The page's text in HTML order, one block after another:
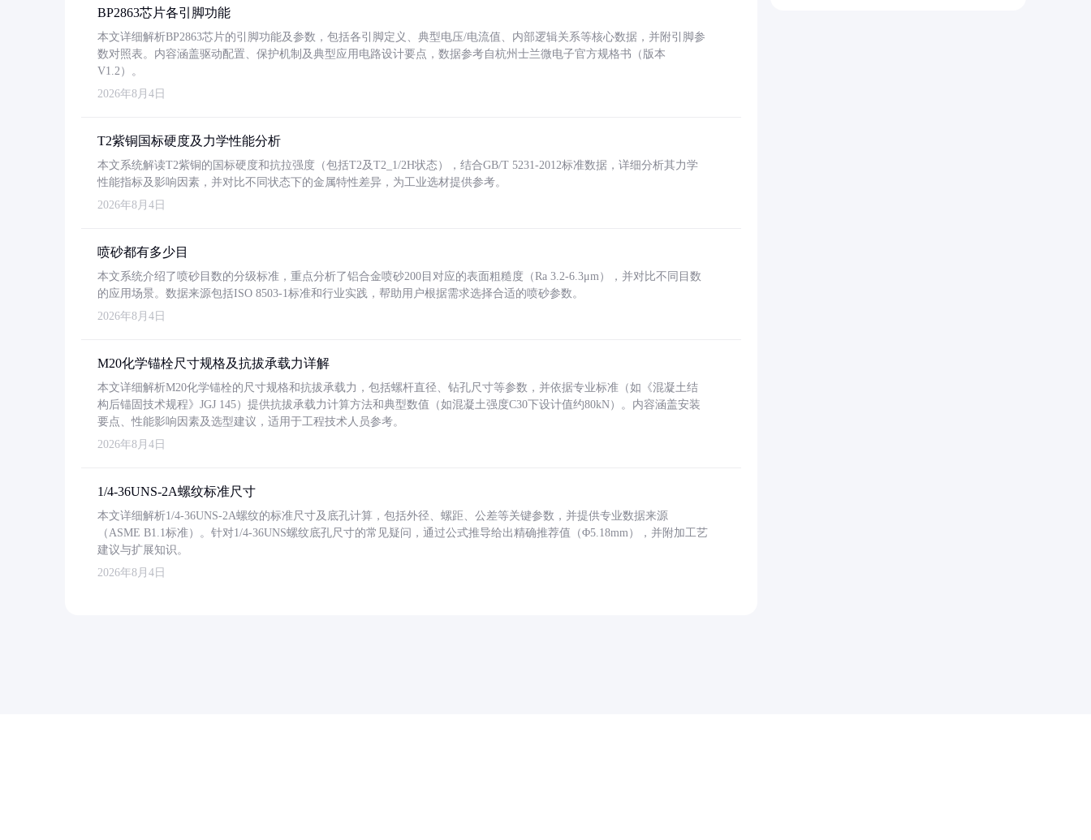
BP2863芯片各引脚功能
本文详细解析BP2863芯片的引脚功能及参数，包括各引脚定义、典型电压/电流值、内部逻辑关系等核心数据，并附引脚参
数对照表。内容涵盖驱动配置、保护机制及典型应用电路设计要点，数据参考自杭州士兰微电子官方规格书（版本
V1.2）。
2026年8月4日
T2紫铜国标硬度及力学性能分析
本文系统解读T2紫铜的国标硬度和抗拉强度（包括T2及T2_1/2H状态），结合GB/T 5231-2012标准数据，详细分析其力学
性能指标及影响因素，并对比不同状态下的金属特性差异，为工业选材提供参考。
2026年8月4日
喷砂都有多少目
本文系统介绍了喷砂目数的分级标准，重点分析了铝合金喷砂200目对应的表面粗糙度（Ra 3.2-6.3μm），并对比不同目数
的应用场景。数据来源包括ISO 8503-1标准和行业实践，帮助用户根据需求选择合适的喷砂参数。
2026年8月4日
M20化学锚栓尺寸规格及抗拔承载力详解
本文详细解析M20化学锚栓的尺寸规格和抗拔承载力，包括螺杆直径、钻孔尺寸等参数，并依据专业标准（如《混凝土结
构后锚固技术规程》JGJ 145）提供抗拔承载力计算方法和典型数值（如混凝土强度C30下设计值约80kN）。内容涵盖安装
要点、性能影响因素及选型建议，适用于工程技术人员参考。
2026年8月4日
1/4-36UNS-2A螺纹标准尺寸
本文详细解析1/4-36UNS-2A螺纹的标准尺寸及底孔计算，包括外径、螺距、公差等关键参数，并提供专业数据来源
（ASME B1.1标准）。针对1/4-36UNS螺纹底孔尺寸的常见疑问，通过公式推导给出精确推荐值（Φ5.18mm），并附加工艺
建议与扩展知识。
2026年8月4日